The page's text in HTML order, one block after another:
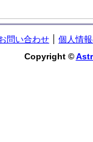
問い合わせ
個人情
Copyright ©